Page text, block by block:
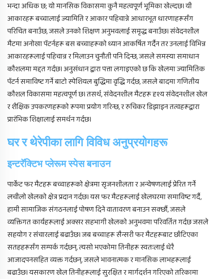
भन्दा अधिक छ; यो मानसिक विकासमा कुनै महत्वपूर्ण भूमिका खेल्दछ। यी
आकारहरू बच्चालाई ज्यामिति र आकार पहिचान्ने आधारभूत धारणाहरूसँग
परिचित बनाउँछ, जसले उनको शिक्षण अनुभवलाई समृद्ध बनाउँछ। संवेदनशील
मैटमा अनोखा पॅटर्नहरू बस बच्चाहरूको ध्यान आकर्षित गर्दैन तर उनलाई विभिन्न
आकारहरूलाई पहिचान्न र मिलाउन चुनौती पनि दिन्छ, जसले समस्या समाधान
कौशलमा मद्दत गर्दछ। अनुसंधान द्वारा पत्ता लगाइएको छ कि खेलमा ज्यामितिक
पॅटर्न समाविष्ट गर्ने बाटो स्पेशियल बुद्धिमा वृद्धि गर्दछ, जसले बादमा गणितीय
कौशल विकासमा महत्वपूर्ण छ। तसर्थ, संवेदनशील मैटहरू दृश्य संवेदनशील खेल
र शैक्षिक उपकरणहरूको रूपमा प्रयोग गरिन्छ, र रुचिकर डिझाइन तत्वहरूद्वारा
प्रारंभिक शिक्षालाई समर्थन गर्दछ।
घर र थेरेपीका लागि विविध अनुप्रयोगहरू
इन्टरॅक्टिभ प्लेरूम स्पेस बनाउन
पार्केट फर मैटहरू बच्चाहरूको क्षेत्रमा सृजनशीलता र अन्वेषणलाई प्रेरित गर्ने
लचीलो खेलको क्षेत्र प्रदान गर्दछ। यस फर मैटहरूलाई खेलघरमा समाविष्ट गर्दै,
हामी सामाजिक संगठनलाई पोषण दिने वातावरण बनाउन सक्छौं, जसले
व्यक्तिगत कार्यहरूलाई अक्सर सहभागी खेलको अनुभवमा परिवर्तित गर्दछ जसले
सहयोग र संचारलाई बढाउँछ। जब बच्चाहरू सैन्सरी फर मैटहरूबाट छाँटिएका
सतहहरूसँग सम्पर्क गर्दछन्, त्यसो भएकोमा तिनीहरू स्वतःलाई धेरै
आजादपनसहित व्यक्त गर्दछन्, जसले भावनात्मक र मानसिक लाभहरूलाई
बढाउँछ। यसकारण खेल तिनीहरूलाई सुरक्षित र मार्गदर्शन गरिएको तरिकामा